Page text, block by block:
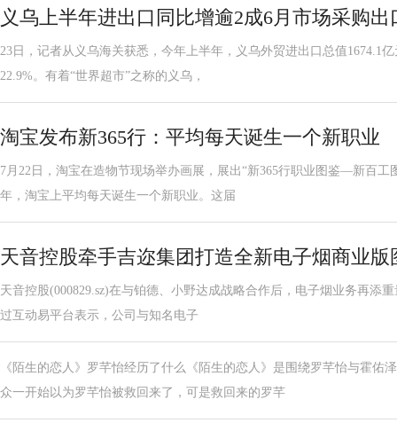
义乌上半年进出口同比增逾2成6月市场采购
23日，记者从义乌海关获悉，今年上半年，义乌外贸进出口总值1674.1
22.9%。有着“世界超市”之称的义乌，
淘宝发布新365行：平均每天诞生一个新职业
7月22日，淘宝在造物节现场举办画展，展出“新365行职业图鉴—新百工
年，淘宝上平均每天诞生一个新职业。这届
天音控股牵手吉迩集团打造全新电子烟商业版
天音控股(000829.sz)在与铂德、小野达成战略合作后，电子烟业务再添
过互动易平台表示，公司与知名电子
《陌生的恋人》罗芊怡经历了什么《陌生的恋人》是围绕罗芊怡与霍佑
众一开始以为罗芊怡被救回来了，可是救回来的罗芊